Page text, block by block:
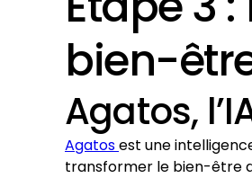
bien-
Agatos,
Agatosest une
transformer le bien-être